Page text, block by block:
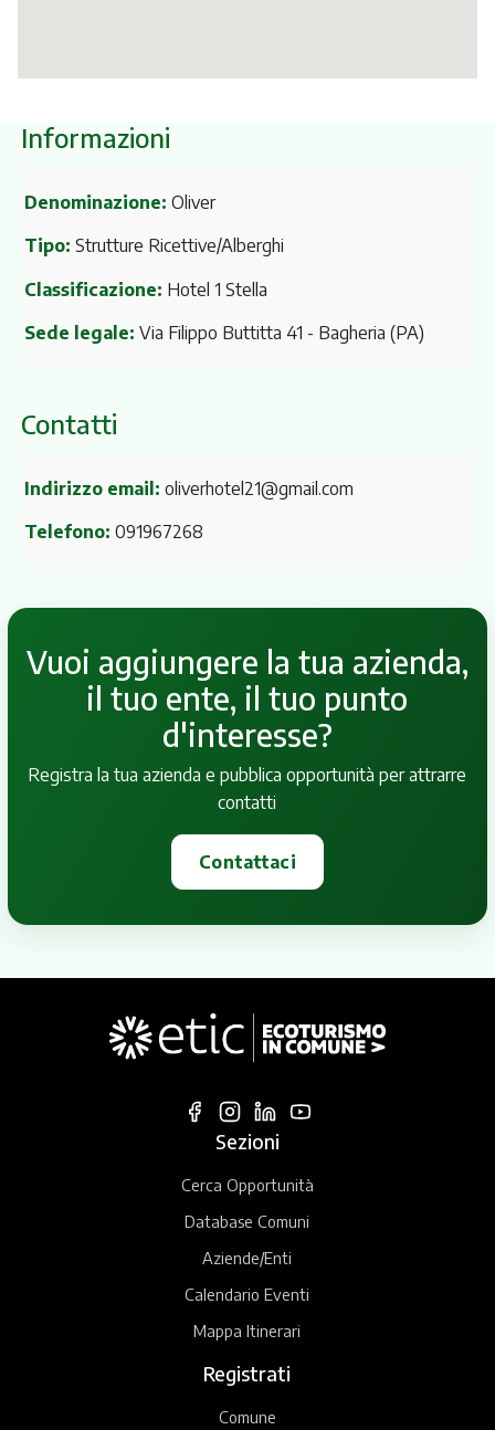
Informazioni
Denominazione: Oliver
Tipo: Strutture Ricettive/Alberghi
Classificazione: Hotel 1 Stella
Sede legale: Via Filippo Buttitta 41 - Bagheria (PA)
Contatti
Indirizzo email: oliverhotel21@gmail.com
Telefono: 091967268
Vuoi aggiungere la tua azienda,
il tuo ente, il tuo punto
d'interesse?
Registra la tua azienda e pubblica opportunità per attrarre
contatti
Contattaci
Sezioni
Cerca Opportunità
Database Comuni
Aziende/Enti
Calendario Eventi
Mappa Itinerari
Registrati
Comune